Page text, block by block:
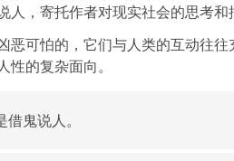
，寄托作者对现实社会的思考和
恶可怕的，它们与人类的互动往往
的复杂面向。
鬼说人。